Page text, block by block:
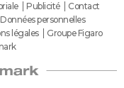
Publicité
Contact
Données personnelles
légales
Groupe Figaro